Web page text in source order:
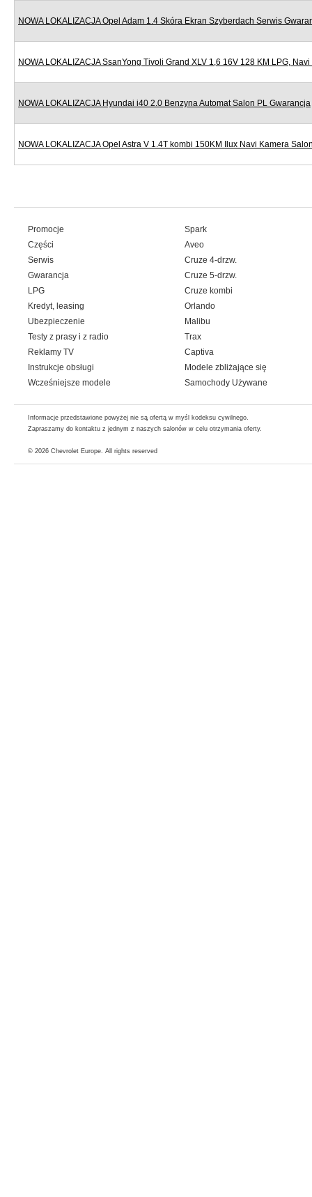
NOWA LOKALIZACJA Opel Adam 1.4 Skóra Ekran Szyberdach Serwis
NOWA LOKALIZACJA SsanYong Tivoli Grand XLV 1,6 16V 128 KM LPG,
NOWA LOKALIZACJA Hyundai i40 2.0 Benzyna Automat Salon PL Gwarancja
NOWA LOKALIZACJA Opel Astra V 1.4T kombi 150KM Ilux Navi Kamera
Promocje
Części
Serwis
Gwarancja
LPG
Kredyt, leasing
Ubezpieczenie
Testy z prasy i z radio
Reklamy TV
Instrukcje obsługi
Wcześniejsze modele
Spark
Aveo
Cruze 4-drzw.
Cruze 5-drzw.
Cruze kombi
Orlando
Malibu
Trax
Captiva
Modele zbliżające się
Samochody Używane
Informacje przedstawione powyżej nie są ofertą w myśl kodeksu cywilnego.
Zapraszamy do kontaktu z jednym z naszych salonów w celu otrzymania oferty.
© 2026 Chevrolet Europe. All rights reserved